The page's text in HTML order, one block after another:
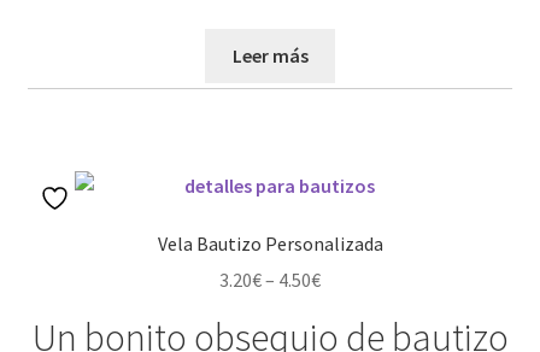
Leer más
Vela Bautizo Personalizada
3.20€– 4.50€
Un bonito obsequio de bautizo